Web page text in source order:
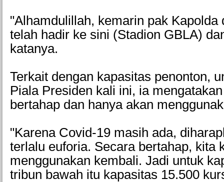
"Alhamdulillah, kemarin pak Kapolda
telah hadir ke sini (Stadion GBLA)
katanya.
Terkait dengan kapasitas penonton,
Piala Presiden kali ini, ia
bertahap dan hanya akan
"Karena Covid-19 masih ada,
terlalu euforia. Secara bertahap, kita
menggunakan kembali. Jadi untuk
tribun bawah itu kapasitas 15.500